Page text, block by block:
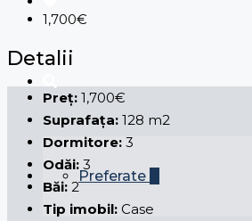
Preferate
1,700€
Detalii
Preț: 1,700€
Suprafața: 128 m2
Dormitore: 3
Odăi: 3
Băi: 2
Tip imobil: Case